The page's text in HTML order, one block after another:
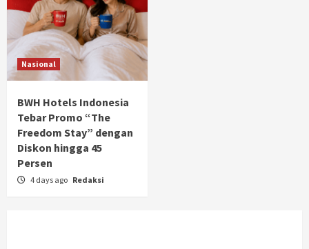
Nasional
BWH Hotels Indonesia
Tebar Promo “The
Freedom Stay” dengan
Diskon hingga 45
Persen
4 days ago Redaksi